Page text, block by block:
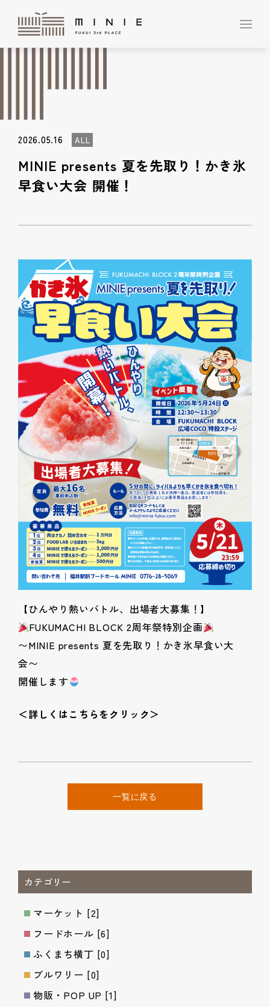
2026.05.16 ALL
MINIE presents 夏を先取り！かき氷
早食い大会 開催！
【ひんやり熱いバトル、出場者大募集！】
FUKUMACHI BLOCK 2周年祭特別企画
〜MINIE presents 夏を先取り！かき氷早食い大
会〜
開催します
＜詳しくはこちらをクリック＞
一覧に戻る
カテゴリー
マーケット [2]
フードホール [6]
ふくまち横丁 [0]
ブルワリー [0]
物販・POP UP [1]